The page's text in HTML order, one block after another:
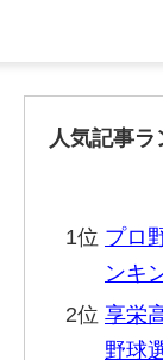
人気記事ラ
1位 プロ
ンキ
2位 享栄
野球